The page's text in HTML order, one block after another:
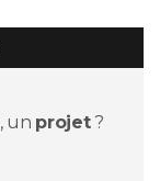
, un projet?